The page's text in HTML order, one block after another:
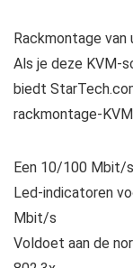
Rackmontage van
Als je deze KVM-
biedt
rackmontage-
Een 10/100 Mbit/
Led-indicatoren
Mbit/s
Voldoet aan de